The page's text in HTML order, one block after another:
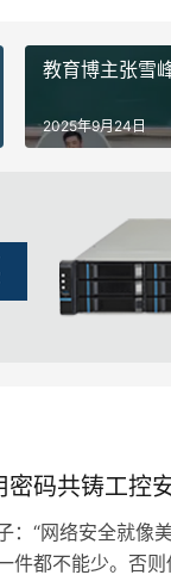
教育博主张雪
2025年9月24日
码共铸工控
：“网络安全就像
件都不能少。否